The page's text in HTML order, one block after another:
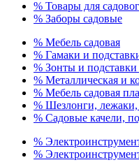
% Товары для
% Заборы садовые
% Мебель садовая
% Гамаки и
% Зонты и подставки
% Металлическая и
% Мебель садовая
% Шезлонги,
% Садовые качели,
%
%